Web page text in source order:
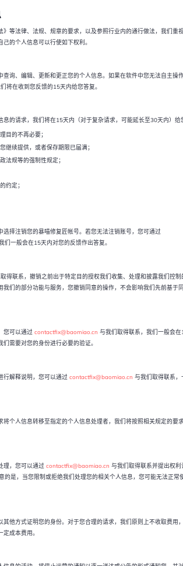
等法律、法规、规章的要求，以及参照行业内的通行做法，我们重
的个人信息可以行使如下权利。
询、编辑、更新和更正您的个人信息。如果在软件中您无法自主操
将在收到您反馈的15天内给您答复。
的请求，我们将在15天内（对于复杂请求，可能延长至30天内）给
目的不再必要；
继续提供，或者保存期限已届满；
法规等的强制性规定；
约定；
择注销您的暴喵修复匠帐号。若您无法注销账号，您可通过
们一般会在15天内对您的反馈作出答复。
得联系，撤销之前出于特定目的授权我们收集、处理和披露我们控制
们的部分功能与服务，您撤销同意的操作，不会影响我们先前基于
您可以通过 contactfix@baomiao.cn 与我们取得联系，我们一般会在
需要对您的身份进行必要的验证。
行解释说明，您可以通过 contactfix@baomiao.cn 与我们取得联系
个人信息转移至指定的个人信息处理者，我们将按照相关规定的要
理，您可以通过 contactfix@baomiao.cn 与我们取得联系并提出权利
的是，当您限制或拒绝我们处理您的相关个人信息，您可能无法正常
他方式证明您的身份。对于您合理的请求，我们原则上不收取费用
成本费用。